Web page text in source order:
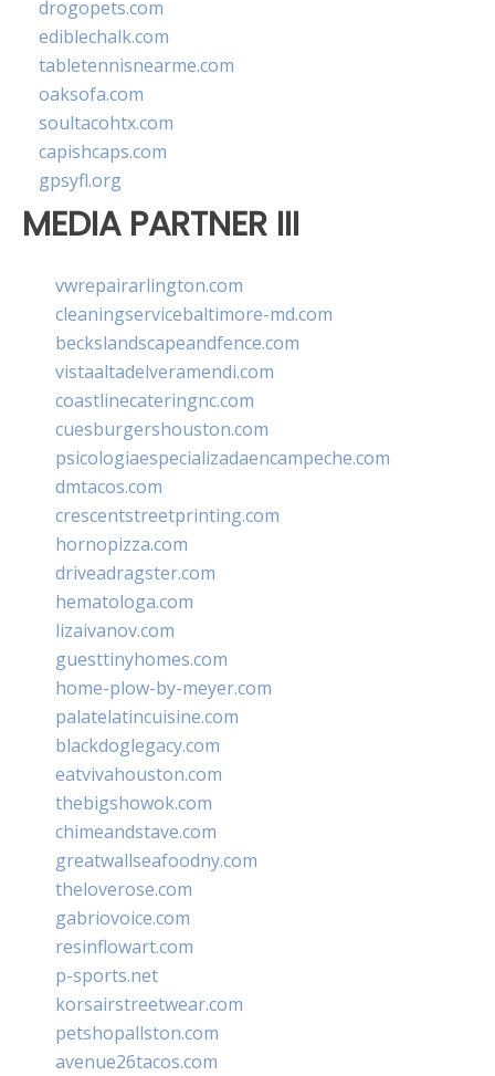
drogopets.com
ediblechalk.com
tabletennisnearme.com
oaksofa.com
soultacohtx.com
capishcaps.com
gpsyfl.org
MEDIA PARTNER III
vwrepairarlington.com
cleaningservicebaltimore-md.com
beckslandscapeandfence.com
vistaaltadelveramendi.com
coastlinecateringnc.com
cuesburgershouston.com
psicologiaespecializadaencampeche.com
dmtacos.com
crescentstreetprinting.com
hornopizza.com
driveadragster.com
hematologa.com
lizaivanov.com
guesttinyhomes.com
home-plow-by-meyer.com
palatelatincuisine.com
blackdoglegacy.com
eatvivahouston.com
thebigshowok.com
chimeandstave.com
greatwallseafoodny.com
theloverose.com
gabriovoice.com
resinflowart.com
p-sports.net
korsairstreetwear.com
petshopallston.com
avenue26tacos.com